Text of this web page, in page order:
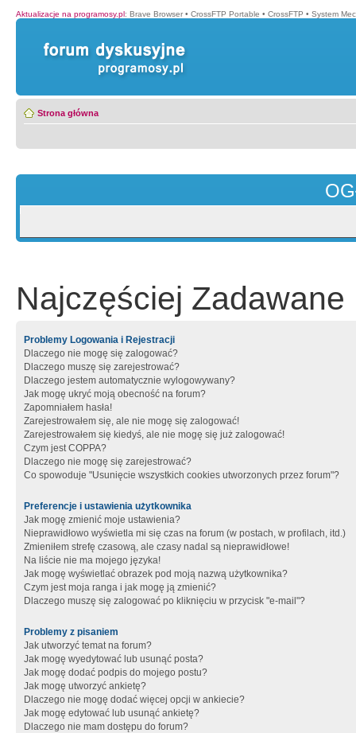
Aktualizacje na programosy.pl: Brave Browser • CrossFTP Portable • CrossFTP • System
Strona główna
Najczęściej Zadawane
Problemy Logowania i Rejestracji
Dlaczego nie mogę się zalogować?
Dlaczego muszę się zarejestrować?
Dlaczego jestem automatycznie wylogowywany?
Jak mogę ukryć moją obecność na forum?
Zapomniałem hasła!
Zarejestrowałem się, ale nie mogę się zalogować!
Zarejestrowałem się kiedyś, ale nie mogę się już zalogować!
Czym jest COPPA?
Dlaczego nie mogę się zarejestrować?
Co spowoduje "Usunięcie wszystkich cookies utworzonych przez forum"?
Preferencje i ustawienia użytkownika
Jak mogę zmienić moje ustawienia?
Nieprawidłowo wyświetla mi się czas na forum (w postach, w profilach, itd.)
Zmieniłem strefę czasową, ale czasy nadal są nieprawidłowe!
Na liście nie ma mojego języka!
Jak mogę wyświetlać obrazek pod moją nazwą użytkownika?
Czym jest moja ranga i jak mogę ją zmienić?
Dlaczego muszę się zalogować po kliknięciu w przycisk "e-mail"?
Problemy z pisaniem
Jak utworzyć temat na forum?
Jak mogę wyedytować lub usunąć posta?
Jak mogę dodać podpis do mojego postu?
Jak mogę utworzyć ankietę?
Dlaczego nie mogę dodać więcej opcji w ankiecie?
Jak mogę edytować lub usunąć ankietę?
Dlaczego nie mam dostępu do forum?